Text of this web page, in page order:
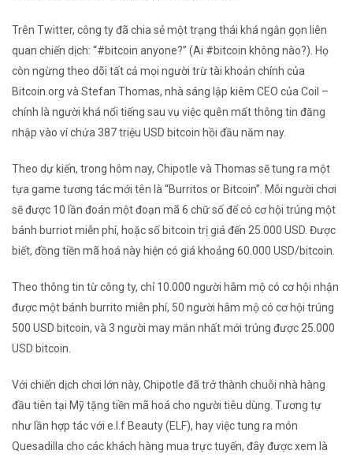
Trên Twitter, công ty đã chia sẻ một trạng thái khá ngắn gọn liên
quan chiến dịch: “#bitcoin anyone?” (Ai #bitcoin không nào?). Họ
còn ngừng theo dõi tất cả mọi người trừ tài khoản chính của
Bitcoin.org và Stefan Thomas, nhà sáng lập kiêm CEO của Coil –
chính là người khá nổi tiếng sau vụ việc quên mất thông tin đăng
nhập vào ví chứa 387 triệu USD bitcoin hồi đầu năm nay.
Theo dự kiến, trong hôm nay, Chipotle và Thomas sẽ tung ra một
tựa game tương tác mới tên là “Burritos or Bitcoin”. Mỗi người chơi
sẽ được 10 lần đoán một đoạn mã 6 chữ số để có cơ hội trúng một
bánh burriot miễn phí, hoặc số bitcoin trị giá đến 25.000 USD. Được
biết, đồng tiền mã hoá này hiện có giá khoảng 60.000 USD/bitcoin.
Theo thông tin từ công ty, chỉ 10.000 người hâm mộ có cơ hội nhận
được một bánh burrito miễn phí, 50 người hâm mộ có cơ hội trúng
500 USD bitcoin, và 3 người may mắn nhất mới trúng được 25.000
USD bitcoin.
Với chiến dịch chơi lớn này, Chipotle đã trở thành chuỗi nhà hàng
đầu tiên tại Mỹ tặng tiền mã hoá cho người tiêu dùng. Tương tự
như lần hợp tác với e.l.f Beauty (ELF), hay việc tung ra món
Quesadilla cho các khách hàng mua trực tuyến, đây được xem là